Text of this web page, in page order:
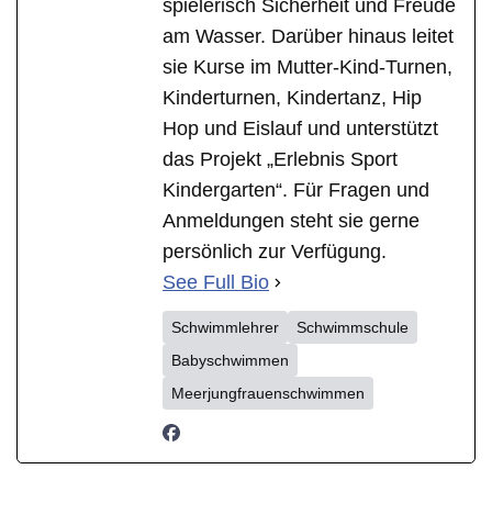
spielerisch Sicherheit und Freude
am Wasser. Darüber hinaus leitet
sie Kurse im Mutter-Kind-Turnen,
Kinderturnen, Kindertanz, Hip
Hop und Eislauf und unterstützt
das Projekt „Erlebnis Sport
Kindergarten“. Für Fragen und
Anmeldungen steht sie gerne
persönlich zur Verfügung.
See Full Bio
Schwimmlehrer
Schwimmschule
Babyschwimmen
Meerjungfrauenschwimmen